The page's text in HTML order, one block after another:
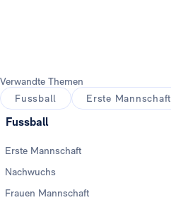
Verwandte Themen
Fussball
Erste Mannschaft
Fussball
Erste Mannschaft
Nachwuchs
Frauen Mannschaft